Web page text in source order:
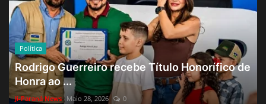
Política
Rodrigo Guerreiro recebe Título Honorífico de
Honra ao ...
Ji-Paraná News Maio 28, 2026 0